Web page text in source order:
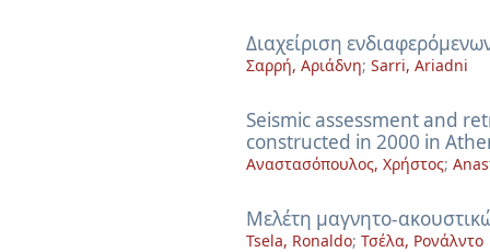
Διαχείριση
Σαρρή, Αριάδνη; Sarri, Ariadni
Seismic assessment and
constructed in 2000 in
Αναστασόπουλος, Χρήστος;
Μελέτη μαγνητο-
Tsela, Ronaldo; Τσέλα, Ρονάλντο